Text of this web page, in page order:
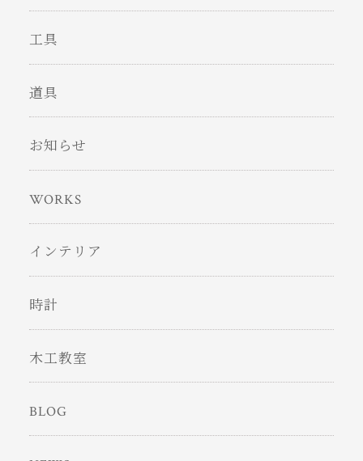
工具
道具
お知らせ
WORKS
インテリア
時計
木工教室
BLOG